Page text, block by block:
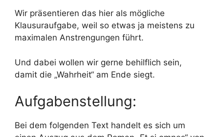
Wir präsentieren das hier als mögliche
Klausuraufgabe, weil so etwas ja meistens zu
maximalen Anstrengungen führt.
Und dabei wollen wir gerne behilflich sein,
damit die „Wahrheit“ am Ende siegt.
Aufgabenstellung:
Bei dem folgenden Text handelt es sich um